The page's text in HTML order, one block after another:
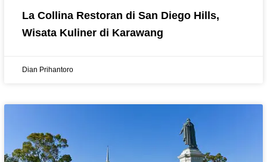
La Collina Restoran di San Diego Hills,
Wisata Kuliner di Karawang
Dian Prihantoro